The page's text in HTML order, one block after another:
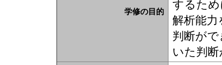
学修の目的
するため
解析能
判断が
いた判